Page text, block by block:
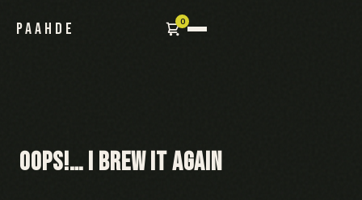
PAAHDE 0
Oops!… I Brew It Again